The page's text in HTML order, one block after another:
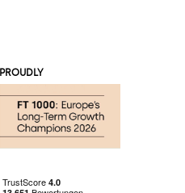
PROUDLY